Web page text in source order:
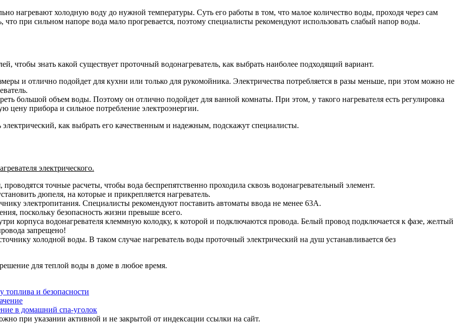
нагревают холодную воду до нужной температуры. Суть его работы в том, что малое количество воды, проходя через сам
что при сильном напоре вода мало прогревается, поэтому специалисты рекомендуют использовать слабый напор воды.
чтобы знать какой существует проточный водонагреватель, как выбрать наиболее подходящий вариант.
и отлично подойдет для кухни или только для рукомойника. Электричества потребляется в разы меньше, при этом можно не
большой объем воды. Поэтому он отлично подойдет для ванной комнаты. При этом, у такого нагревателя есть регулировка
цену прибора и сильное потребление электроэнергии.
как выбрать его качественным и надежным, подскажут специалисты.
электрического.
точные расчеты, чтобы вода беспрепятственно проходила сквозь водонагревательный элемент.
дюпеля, на которые и прикрепляется нагреватель.
электропитания. Специалисты рекомендуют поставить автоматы ввода не менее 63А.
поскольку безопасность жизни превыше всего.
корпуса водонагревателя клеммную колодку, к которой и подключаются провода. Белый провод подключается к фазе, желтый
запрещено!
холодной воды. В таком случае нагреватель воды проточный электрический на душ устанавливается без
для теплой воды в доме в любое время.
и безопасности
в домашний спа-уголок
при указании активной и не закрытой от индексации ссылки на сайт.